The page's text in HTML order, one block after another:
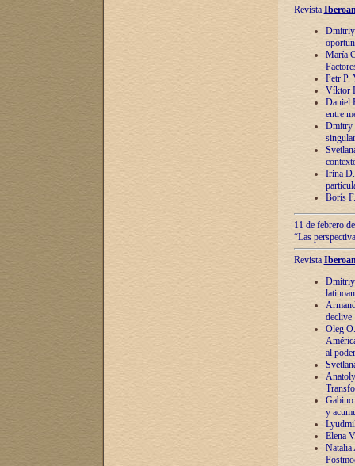
Revista
Dmitriy
María
Petr P.
Víktor
Daniel
entre
Dmitry
Irina
Borís
11 de febrero
“Las
Revista
Dmitriy
declive
Oleg
al poder
y
Elena
Natalia